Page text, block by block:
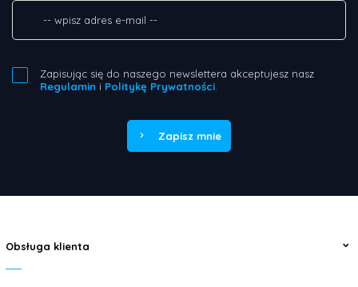
Zapisując się do naszego newslettera akceptujesz nasz
Regulamin i Politykę Prywatności
Zapisz mnie
Obsługa klienta